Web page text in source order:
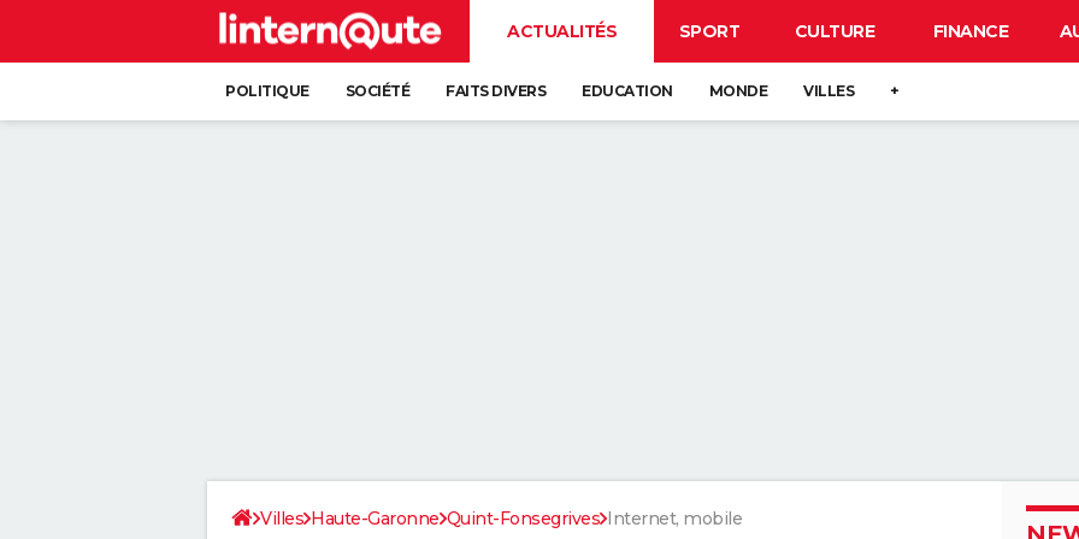
ACTUALITÉS SPORT CULTURE FINANCE
POLITIQUE SOCIÉTÉ FAITS DIVERS EDUCATION MONDE VILLES +
Villes Haute-Garonne Quint-Fonsegrives Internet, mobile